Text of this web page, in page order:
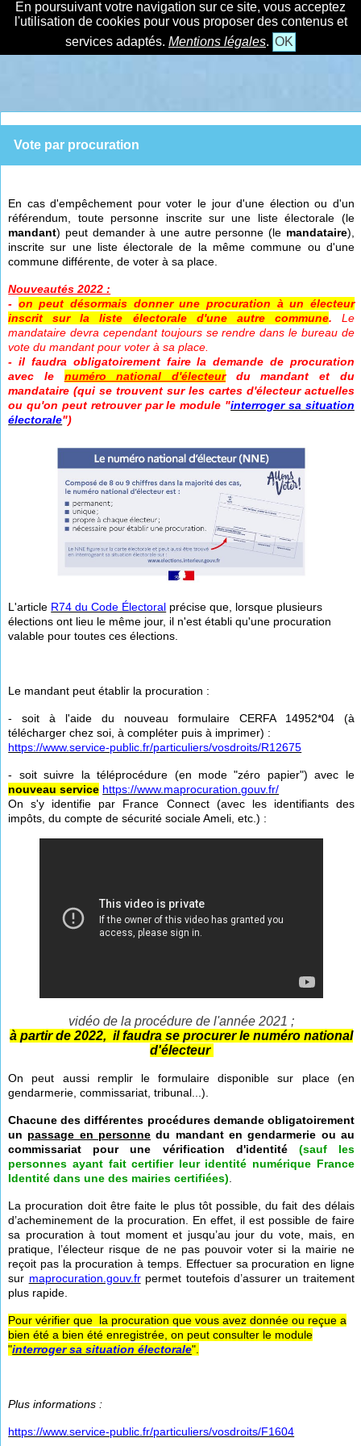
En poursuivant votre navigation sur ce site, vous acceptez
l'utilisation de cookies pour vous proposer des contenus et
services adaptés. Mentions légales. OK
Vote par procuration
En cas d'empêchement pour voter le jour d'une élection ou d'un
référendum, toute personne inscrite sur une liste électorale (le
mandant) peut demander à une autre personne (le mandataire),
inscrite sur une liste électorale de la même commune ou d'une
commune différente, de voter à sa place.
Nouveautés 2022 :
- on peut désormais donner une procuration à un électeur
inscrit sur la liste électorale d'une autre commune. Le
mandataire devra cependant toujours se rendre dans le bureau de
vote du mandant pour voter à sa place.
- il faudra obligatoirement faire la demande de procuration
avec le numéro national d'électeurdu mandant et du
mandataire (qui se trouvent sur les cartes d'électeur actuelles
ou qu'on peut retrouver par le module "interroger sa situation
électorale")
L'article R74 du Code Électoral précise que, lorsque plusieurs
élections ont lieu le même jour, il n'est établi qu'une procuration
valable pour toutes ces élections.
Le mandant peut établir la procuration :
- soit à l'aide du nouveau formulaire CERFA 14952*04 (à
télécharger chez soi, à compléter puis à imprimer) :
https://www.service-public.fr/particuliers/vosdroits/R12675
- soit suivre la téléprocédure (en mode "zéro papier") avec le
nouveau service https://www.maprocuration.gouv.fr/
On s'y identifie par France Connect (avec les identifiants des
impôts, du compte de sécurité sociale Ameli, etc.) :
vidéo de la procédure de l'année 2021 ;
à partir de 2022, il faudra se procurer le numéro national
d'électeur
On peut aussi remplir le formulaire disponible sur place (en
gendarmerie, commissariat, tribunal...).
Chacune des différentes procédures demande obligatoirement
un passage en personne du mandant en gendarmerie ou au
commissariat pour une vérification d'identité(sauf les
personnes ayant fait certifier leur identité numérique France
Identité dans une des mairies certifiées)
La procuration doit être faite le plus tôt possible, du fait des délais
d’acheminement de la procuration. En effet, il est possible de faire
sa procuration à tout moment et jusqu’au jour du vote, mais, en
pratique, l’électeur risque de ne pas pouvoir voter si la mairie ne
reçoit pas la procuration à temps. Effectuer sa procuration en ligne
sur maprocuration.gouv.fr permet toutefois d’assurer un traitement
plus rapide.
Pour vérifier que la procuration que vous avez donnée ou reçue a
bien été a bien été enregistrée, on peut consulter le module
"interroger sa situation électorale".
Plus informations :
https://www.service-public.fr/particuliers/vosdroits/F1604